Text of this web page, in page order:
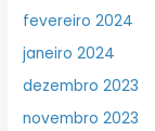
fevereiro 2024
janeiro 2024
dezembro 2023
novembro 2023